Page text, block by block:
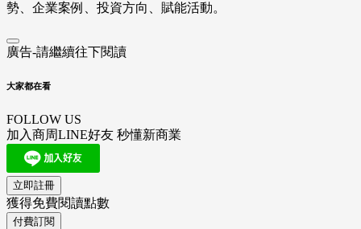
勢、企業案例、投資方向、賦能活動。
廣告-請繼續往下閱讀
大家都在看
FOLLOW US
加入商周LINE好友 秒懂新商業
立即註冊
獲得免費閱讀點數
付費訂閱